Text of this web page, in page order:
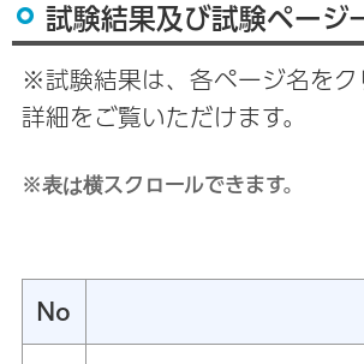
試験結果及び試験ページ
※試験結果は、各ページ名をク
詳細をご覧いただけます。
※表は横スクロールできます。
No